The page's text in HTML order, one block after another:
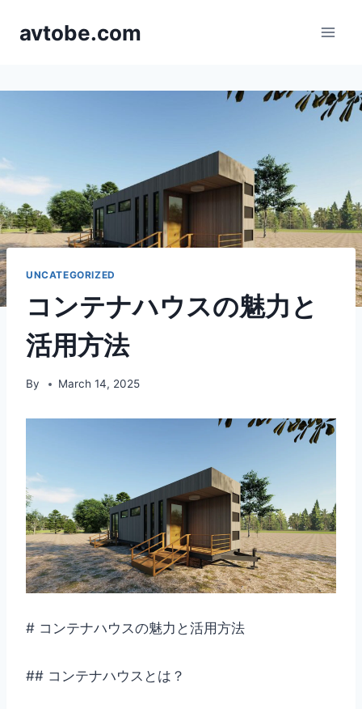
avtobe.com
UNCATEGORIZED
コンテナハウスの魅力と
活用方法
By March 14, 2025
# コンテナハウスの魅力と活用方法
## コンテナハウスとは？